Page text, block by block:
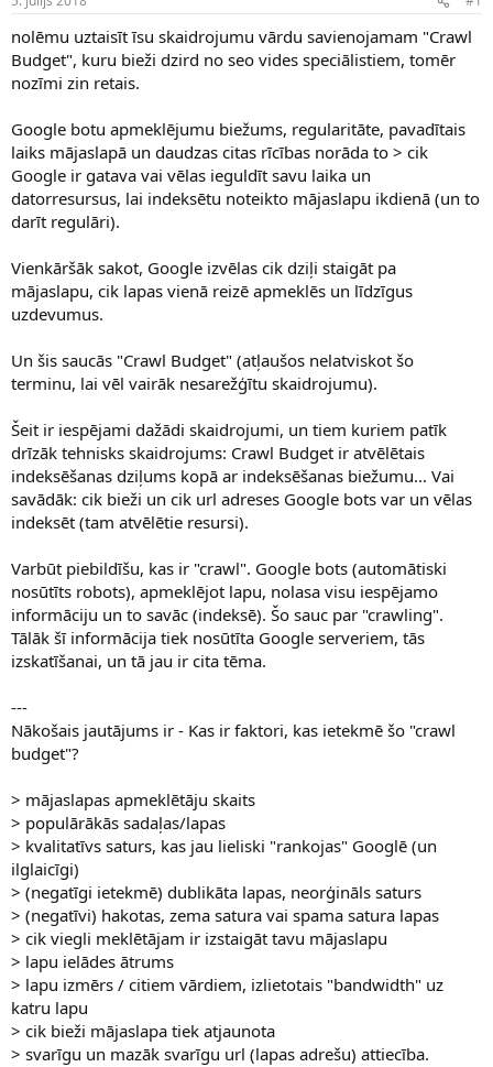
n
a
u
z
s
c
ē
s
a
t
u
m
s
nolēmu uztaisīt īsu skaidrojumu vārdu savienojamam "Crawl
Budget", kuru bieži dzird no seo vides speciālistiem, tomēr
nozīmi zin retais.
Google botu apmeklējumu biežums, regularitāte, pavadītais
laiks mājaslapā un daudzas citas rīcības norāda to > cik
Google ir gatava vai vēlas ieguldīt savu laika un
datorresursus, lai indeksētu noteikto mājaslapu ikdienā (un to
darīt regulāri).
Vienkāršāk sakot, Google izvēlas cik dziļi staigāt pa
mājaslapu, cik lapas vienā reizē apmeklēs un līdzīgus
uzdevumus.
Un šis saucās "Crawl Budget" (atļaušos nelatviskot šo
terminu, lai vēl vairāk nesarežģītu skaidrojumu).
Šeit ir iespējami dažādi skaidrojumi, un tiem kuriem patīk
drīzāk tehnisks skaidrojums: Crawl Budget ir atvēlētais
indeksēšanas dziļums kopā ar indeksēšanas biežumu... Vai
savādāk: cik bieži un cik url adreses Google bots var un vēlas
indeksēt (tam atvēlētie resursi).
Varbūt piebildīšu, kas ir "crawl". Google bots (automātiski
nosūtīts robots), apmeklējot lapu, nolasa visu iespējamo
informāciju un to savāc (indeksē). Šo sauc par "crawling".
Tālāk šī informācija tiek nosūtīta Google serveriem, tās
izskatīšanai, un tā jau ir cita tēma.
---
Nākošais jautājums ir - Kas ir faktori, kas ietekmē šo "crawl
budget"?
> mājaslapas apmeklētāju skaits
> populārākās sadaļas/lapas
> kvalitatīvs saturs, kas jau lieliski "rankojas" Googlē (un
ilglaicīgi)
> (negatīgi ietekmē) dublikāta lapas, neorģināls saturs
> (negatīvi) hakotas, zema satura vai spama satura lapas
> cik viegli meklētājam ir izstaigāt tavu mājaslapu
> lapu ielādes ātrums
> lapu izmērs / citiem vārdiem, izlietotais "bandwidth" uz
katru lapu
> cik bieži mājaslapa tiek atjaunota
> svarīgu un mazāk svarīgu url (lapas adrešu) attiecība.